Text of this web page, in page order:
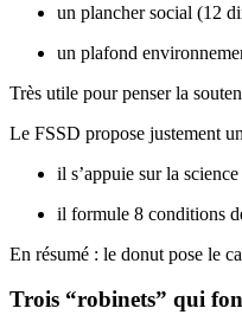
un plancher social (12
un plafond
Très utile pour penser la
Le FSSD propose justement
il s’appuie sur la
il formule 8 conditions
En résumé : le donut pose le
Trois “robinets” qui